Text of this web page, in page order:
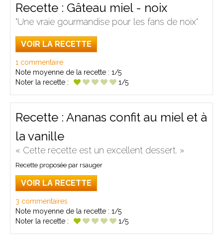
Recette : Gâteau miel - noix
"Une vraie gourmandise pour les fans de noix"
VOIR LA RECETTE
1 commentaire
Note moyenne de la recette : 1/5
Noter la recette :
1/5
Recette : Ananas confit au miel et à
la vanille
« Cette recette est un excellent dessert. »
Recette proposée par rsauger
VOIR LA RECETTE
3 commentaires
Note moyenne de la recette : 1/5
Noter la recette :
1/5